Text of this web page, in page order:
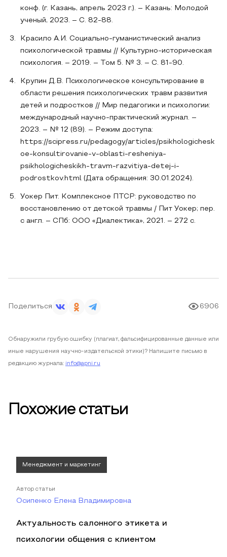
конф. (г. Казань, апрель 2023 г.). – Казань: Молодой
ученый, 2023. – С. 82-88.
Красило А.И. Социально-гуманистический анализ
психологической травмы // Культурно-историческая
психология. – 2019. – Том 5. № 3. – С. 81-90.
Крупин Д.В. Психологическое консультирование в
области решения психологических травм развития
детей и подростков // Мир педагогики и психологии:
международный научно-практический журнал. –
2023. – № 12 (89). – Режим доступа:
https://scipress.ru/pedagogy/articles/psikhologichesk
oe-konsultirovanie-v-oblasti-resheniya-
psikhologicheskikh-travm-razvitiya-detej-i-
podrostkov.html (Дата обращения: 30.01.2024).
Уокер Пит. Комплексное ПТСР: руководство по
восстановлению от детской травмы / Пит Уокер; пер.
с англ. – СПб: ООО «Диалектика», 2021. – 272 с.
Поделиться 6906
Обнаружили грубую ошибку (плагиат, фальсифицированные данные или
иные нарушения научно-издательской этики)? Напишите письмо в
редакцию журнала: info@apni.ru
Похожие статьи
Менеджмент и маркетинг
Автор статьи
Осипенко Елена Владимировна
Актуальность салонного этикета и
психологии общения с клиентом